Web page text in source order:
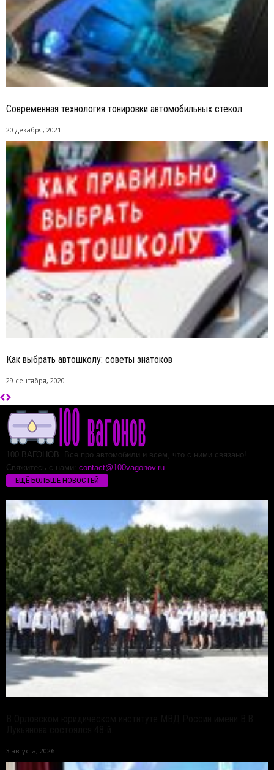
Современная технология тонировки автомобильных стекол
20 декабря, 2021
Как выбрать автошколу: советы знатоков
29 сентября, 2020
100 ВАГОНОВ. Все про автомобили и всем, что с ними связано!
Свяжитесь с нами: contact@100vagonov.ru
ЕЩЁ БОЛЬШЕ НОВОСТЕЙ
3 августа, 2026